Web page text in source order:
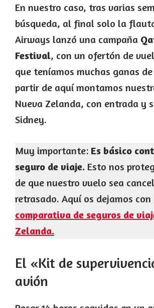
En nuestro caso, tras varias
búsqueda, al final solo la
Airways lanzó una campaña
Festival, con un ofertón de
que teníamos muchas ganas
partir de aquí montamos
Nueva Zelanda, con entrada y
Sidney.
Muy importante: Es básico
seguro de viaje. Esto nos
de que nuestro vuelo sea
retrasado. Aquí os dejamos con
comparativa de seguros de
Zelanda.
El «Kit de
avión